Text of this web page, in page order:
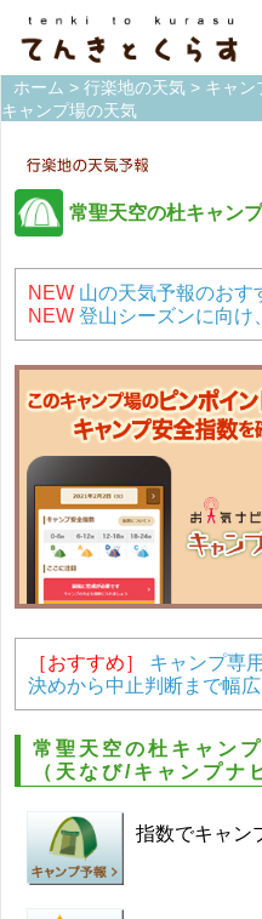
ホーム > 行楽地の天気 > キャン
キャンプ場の天気
常聖天空の杜キャン
NEW 山の天気予報のおす
NEW 登山シーズンに向け
［おすすめ］
キャンプ専
決めから中止判断まで幅
常聖天空の杜キャン
（天なび/キャンプナ
指数でキャン